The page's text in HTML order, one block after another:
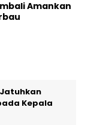
Amankan
Kepala